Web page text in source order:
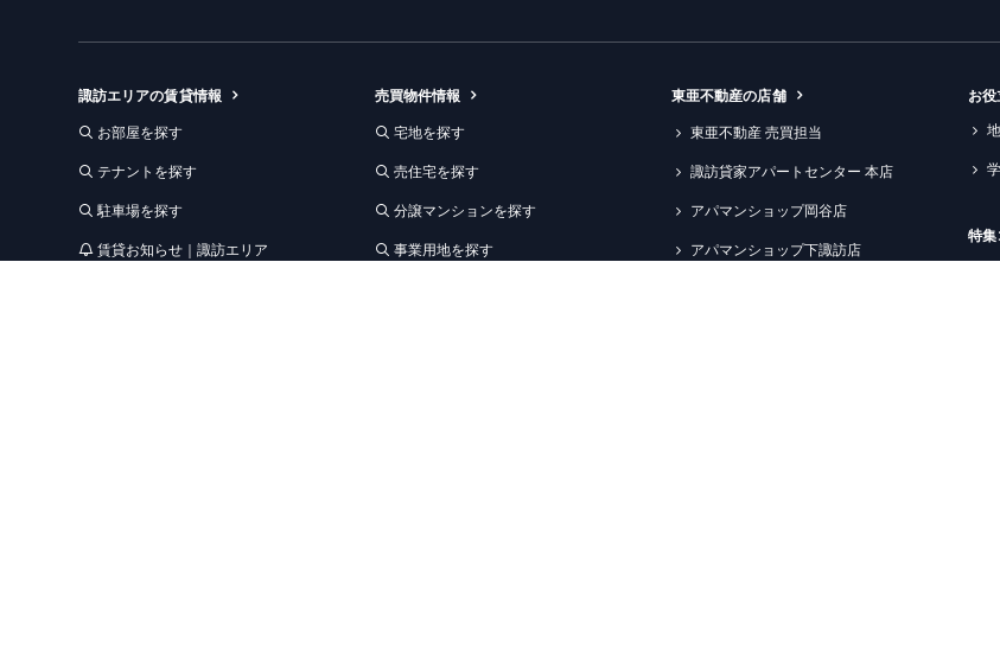
ム
諏訪エリアの賃貸情報
お部屋を探す
テナントを探す
駐車場を探す
賃貸お知らせ｜諏訪エリア
売買物件情報
宅地を探す
売住宅を探す
分譲マンションを探す
事業用地を探す
東亜不動産の店舗
東亜不動産 売買担当
諏訪貸家アパートセンター 本店
アパマンショップ岡谷店
アパマンショップ下諏訪店
お役
特集